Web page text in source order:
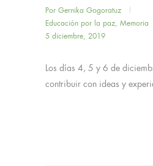
Por Gernika Gogoratuz
Educación por la paz, Memoria
5 diciembre, 2019
Los días 4, 5 y 6 de
contribuir con ideas y